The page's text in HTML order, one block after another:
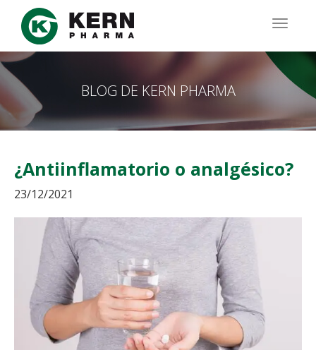
Pasar
contenido
principal
BLOG DE KERN PHARMA
¿Antiinflamatorio o analgésico?
23/12/2021